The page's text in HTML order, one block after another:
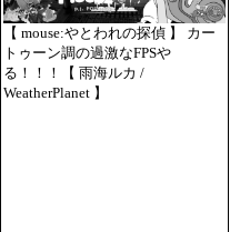
【 mouse:やとわれの探偵 】 カー
トゥーン調の過激なFPSや
る！！！【 雨海ルカ /
WeatherPlanet 】